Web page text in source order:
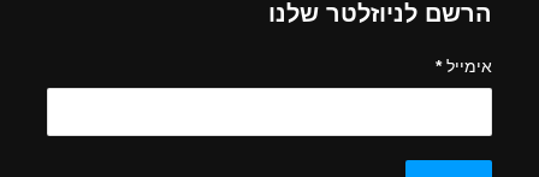
הרשם לניוזלטר שלנו
אימייל*